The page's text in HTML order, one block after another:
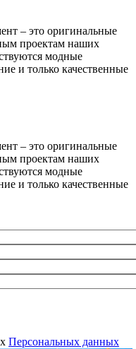
– это оригинальные
проектам наших
модные
и только качественные
– это оригинальные
проектам наших
модные
и только качественные
Персональных данных